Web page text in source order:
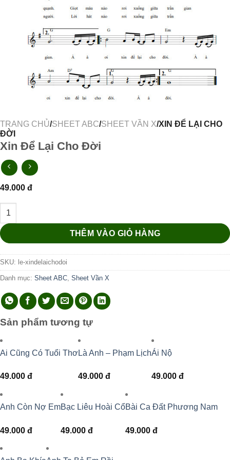
TRANG CHỦ/SHEET ABC/SHEET VẦN X/XIN ĐỂ LẠI CHO
ĐỜI
Xin Để Lại Cho Đời
49.000 đ
Xin Để Lại Cho Đời số lượng
THÊM VÀO GIỎ HÀNG
SKU: le-xindelaichodoi
Danh mục: Sheet ABC Sheet Vần X
Sản phẩm tương tự
Ai Cũng Có Tuổi Thơ
49.000 đ
Là Anh – Phạm Lịch
49.000 đ
Ái Nộ
49.000 đ
Anh Còn Nợ Em
49.000 đ
Bạc Liêu Hoài Cổ
49.000 đ
Bài Ca Đất Phương Nam
49.000 đ